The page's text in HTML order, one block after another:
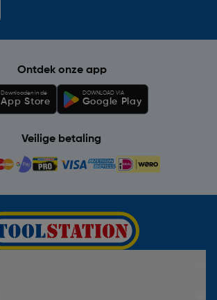
Ontdek onze app
Downloaden in de
App Store
DOWNLOAD VIA
Google Play
Veilige betaling